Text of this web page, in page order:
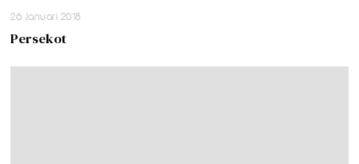
26 Januari 2018
Persekot